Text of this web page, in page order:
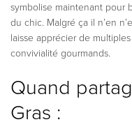
symbolise maintenant pour
du chic. Malgré ça il n’en
laisse apprécier de
convivialité gourmands.
Quand
Gras :